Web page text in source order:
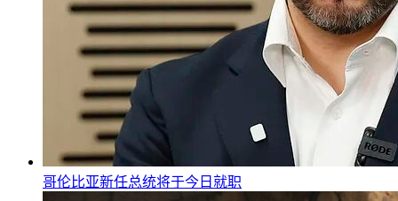
哥伦比亚新任总统将于今日就职